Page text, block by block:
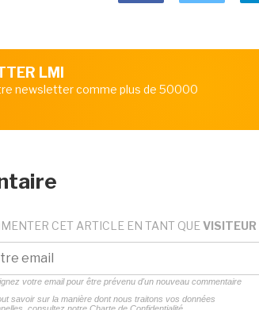
LMI
newsletter comme plus de 50000
CET ARTICLE EN TANT QUE VISITEUR
votre email pour être prévenu d'un nouveau commentaire
savoir sur la manière dont nous traitons vos données